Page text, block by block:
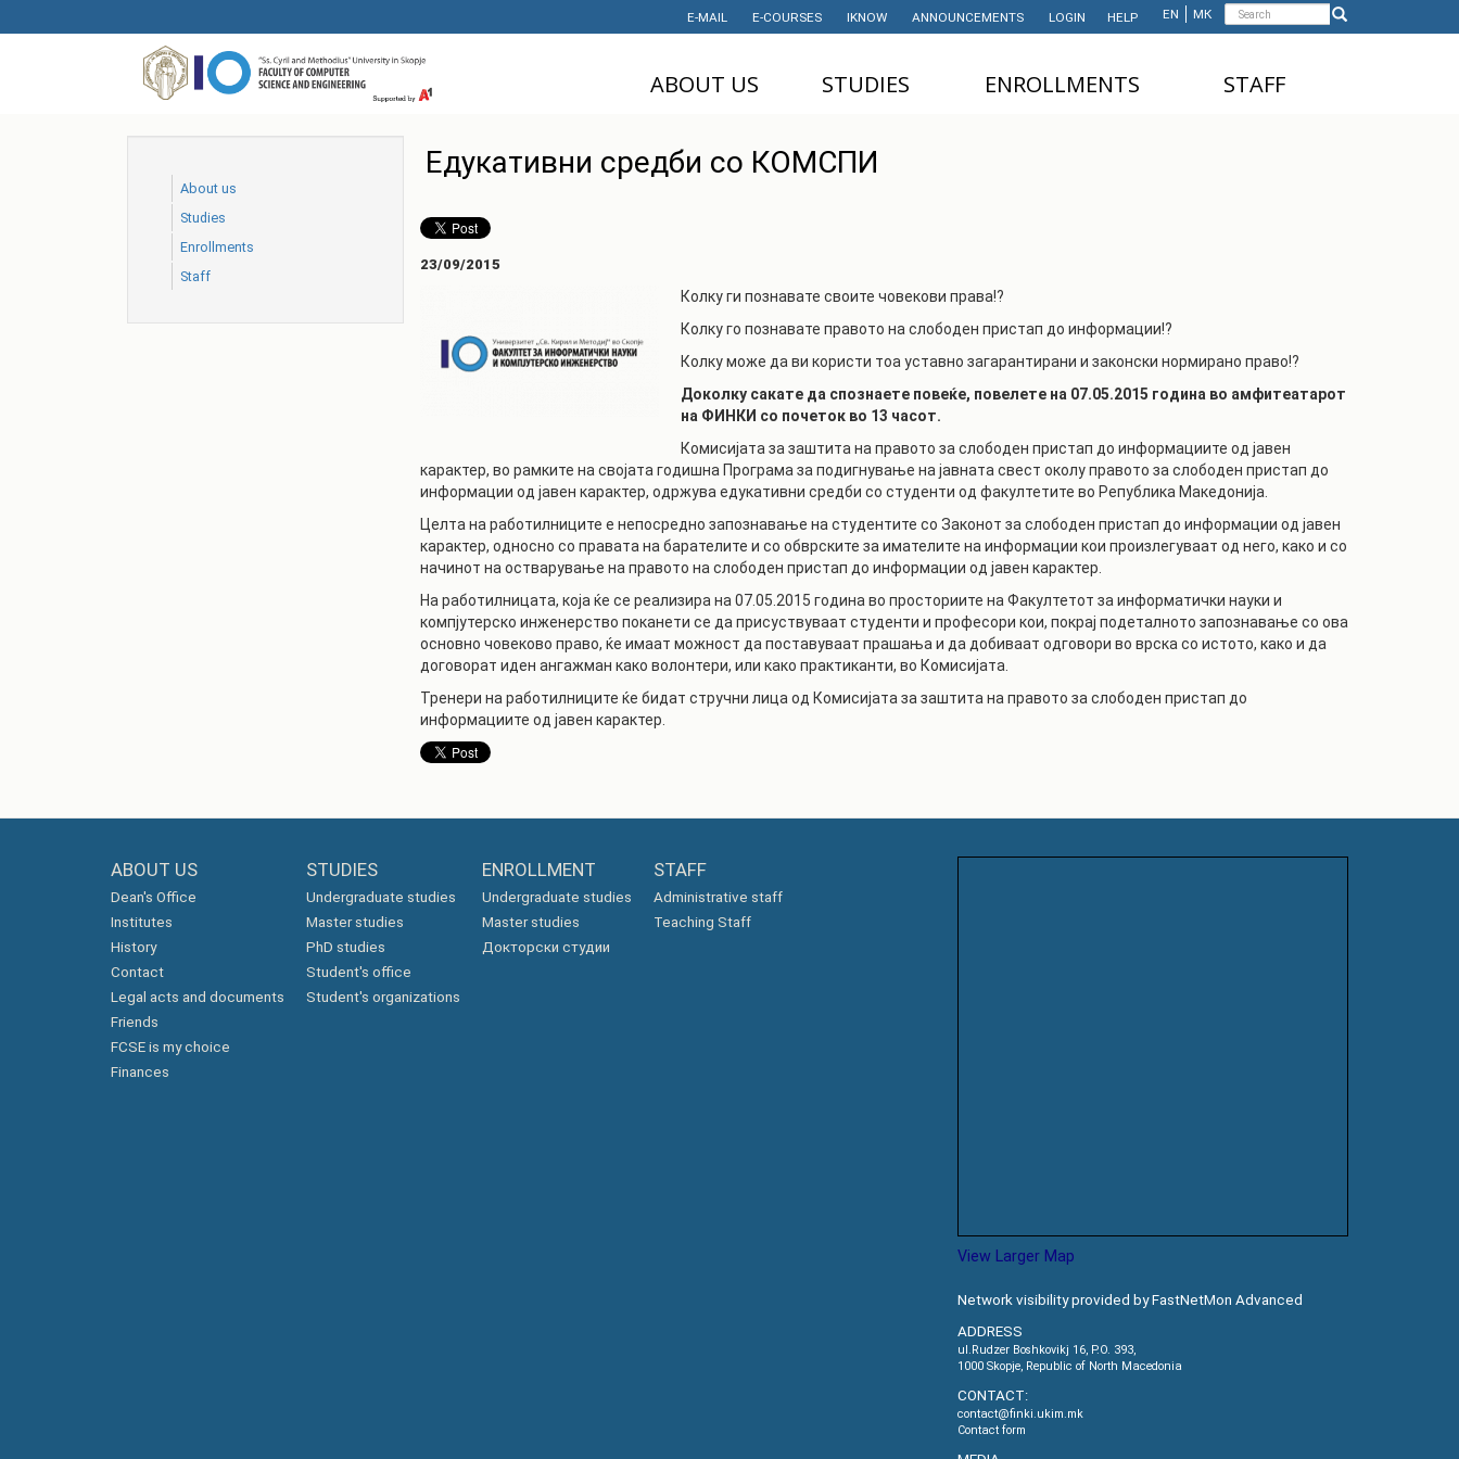
to
Search
Search
EN МК
E-MAIL E-COURSES IKNOW ANNOUNCEMENTS LOGIN HELP
ABOUT US
НАУЧНА
HISTORY
CONTACT
AWARDS AND
ACHIEVEMENTS
PARTNERSHIP
PROGRAM
ПАРТНЕРСТВА
ФИНКИ LIVE
ЦЕНТРИ
АЛУМНИ
STUDIES
STUDIES
STUDENT'S
OFFICE
ORGANIZATIONS
STUDENT
TIMETABLES
АКАДЕМСКИ
КАЛЕНДАР
ОДБРАНИ
РЕШЕНИЈА
ЕNROLLMENTS
UNDERGRADUATE
INTERNATIONAL STUDENTS
STAFF
About us
Studies
Еnrollments
Staff
Едукативни средби со КОМСПИ
23/09/2015
Колку ги познавате своите човекови права!?
Колку го познавате правото на слободен пристап до информации!?
Колку може да ви користи тоа уставно загарантирани и законски нормирано право!?
Доколку сакате да спознаете повеќе, повелете на 07.05.2015 година во амфитеатарот
на ФИНКИ со почеток во 13 часот.
Комисијата за заштита на правото за слободен пристап до информациите од јавен
карактер, во рамките на својата годишна Програма за подигнување на јавната свест околу правото за слободен пристап до
информации од јавен карактер, одржува едукативни средби со студенти од факултетите во Република Македонија.
Целта на работилниците е непосредно запознавање на студентите со Законот за слободен пристап до информации од јавен
карактер, односно со правата на барателите и со обврските за имателите на информации кои произлегуваат од него, како и со
начинот на остварување на правото на слободен пристап до информации од јавен карактер.
На работилницата, која ќе се реализира на 07.05.2015 година во просториите на Факултетот за информатички науки и
компјутерско инженерство поканети се да присуствуваат студенти и професори кои, покрај подеталното запознавање со ова
основно човеково право, ќе имаат можност да поставуваат прашања и да добиваат одговори во врска со истото, како и да
договорат иден ангажман како волонтери, или како практиканти, во Комисијата.
Тренери на работилниците ќе бидат стручни лица од Комисијата за заштита на правото за слободен пристап до
информациите од јавен карактер.
ABOUT US
Dean's Office
Institutes
History
Contact
Legal acts and documents
Friends
FCSE is my choice
Finances
STUDIES
Undergraduate studies
Master studies
PhD studies
Student's office
Student's organizations
ENROLLMENT
Undergraduate studies
Master studies
Докторски студии
STAFF
Administrative staff
Teaching Staff
View Larger Map
Network visibility provided by FastNetMon Advanced
ADDRESS
ul.Rudzer Boshkovikj 16, P.O. 393,
1000 Skopje, Republic of North Macedonia
CONTACT:
contact@finki.ukim.mk
Contact form